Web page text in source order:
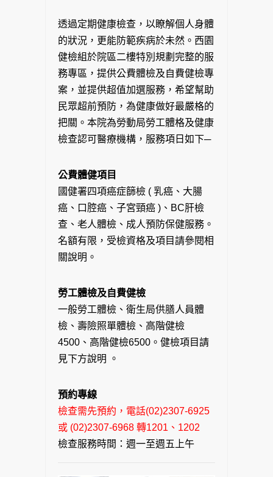
透過定期健康檢查，以瞭解個人身體
的狀況，更能防範疾病於未然。西園
健檢組於院區二樓特別規劃完整的服
務專區，提供公費體檢及自費健檢專
案，並提供超值加選服務，希望幫助
民眾超前預防，為健康做好最嚴格的
把關。本院為勞動局勞工體格及健康
檢查認可醫療機構，服務項日如下─
公費體健項目
國健署四項癌症篩檢 ( 乳癌、大腸
癌、口腔癌、子宮頸癌 )、BC肝檢
查、老人體檢、成人預防保健服務。
名額有限，受檢資格及項目請參閱相
關說明。
勞工體檢及自費健檢
一般勞工體檢、衛生局供膳人員體
檢、壽險照單體檢、高階健檢
4500、高階健檢6500。健檢項目請
見下方說明 。
預約專線
檢查需先預約，電話(02)2307-6925
或 (02)2307-6968 轉1201、1202
檢查服務時間：週一至週五上午